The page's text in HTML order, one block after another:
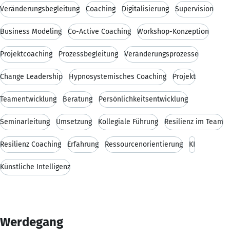
Veränderungsbegleitung Coaching Digitalisierung Supervision
Business Modeling Co-Active Coaching Workshop-Konzeption
Projektcoaching Prozessbegleitung Veränderungsprozesse
Change Leadership Hypnosystemisches Coaching Projekt
Teamentwicklung Beratung Persönlichkeitsentwicklung
Seminarleitung Umsetzung Kollegiale Führung Resilienz im Team
Resilienz Coaching Erfahrung Ressourcenorientierung KI
Künstliche Intelligenz
Werdegang